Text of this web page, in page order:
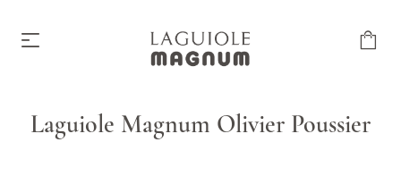
Laguiole Magnum
Laguiole Magnum Olivier Poussier